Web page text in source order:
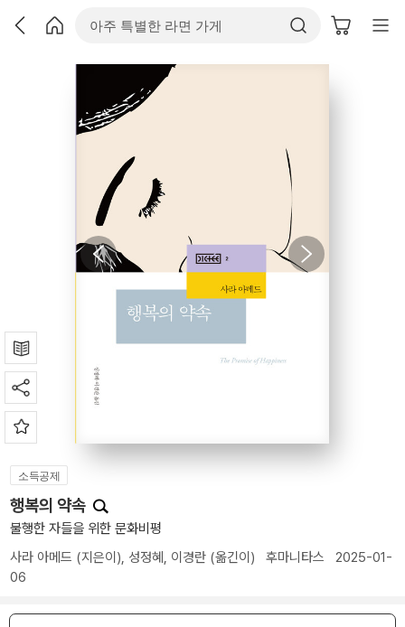
소득공제
행복의 약속
불행한 자들을 위한 문화비평
사라 아메드 (지은이), 성정혜 , 이경란 (옮긴이) 후마니타스 2025-01-
06